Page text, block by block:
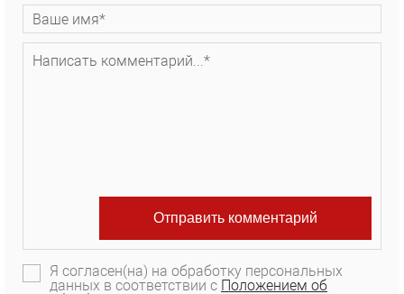
Я согласен(на) на обработку персональных
данных в соответствии с Положением об